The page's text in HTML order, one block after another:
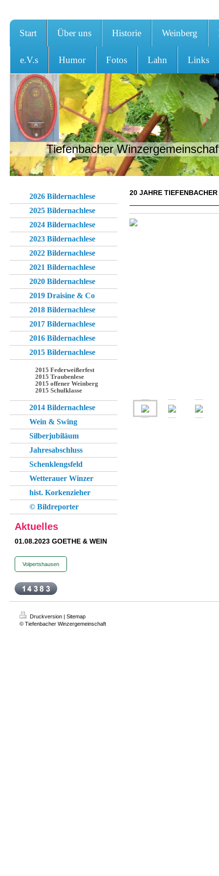
Start Über uns Historie Weinberg
e.V.s Humor Fotos Lahn Links
Tiefenbacher
2026 Bildernachlese
2025 Bildernachlese
2024 Bildernachlese
2023 Bildernachlese
2022 Bildernachlese
2021 Bildernachlese
2020 Bildernachlese
2019 Draisine & Co
2018 Bildernachlese
2017 Bildernachlese
2016 Bildernachlese
2015 Bildernachlese
2015 Federweißerfest
2015 Traubenlese
2015 offener Weinberg
2015 Schulklasse
2014 Bildernachlese
Wein & Swing
Silberjubiläum
Jahresabschluss
Schenklengsfeld
Wetterauer Winzer
hist. Korkenzieher
© Bildreporter
Aktuelles
01.08.2023 GOETHE & WEIN
Volpertshausen
20 JAHRE
Druckversion | Sitemap
© Tiefenbacher Winzergemeinschaft